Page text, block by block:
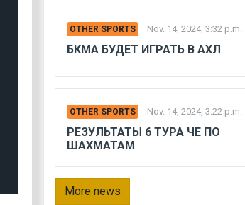
OTHER SPORTS Nov. 14, 2024, 3:32 p.m.
БКМА БУДЕТ ИГРАТЬ В АХЛ
OTHER SPORTS Nov. 14, 2024, 3:22 p.m.
РЕЗУЛЬТАТЫ 6 ТУРА ЧЕ ПО
ШАХМАТАМ
More news